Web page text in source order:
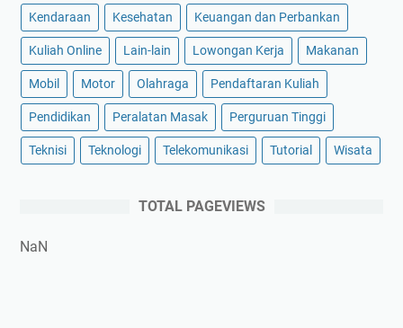
Kendaraan Kesehatan Keuangan dan Perbankan
Kuliah Online Lain-lain Lowongan Kerja Makanan
Mobil Motor Olahraga Pendaftaran Kuliah
Pendidikan Peralatan Masak Perguruan Tinggi
Teknisi Teknologi Telekomunikasi Tutorial Wisata
TOTAL PAGEVIEWS
NaN